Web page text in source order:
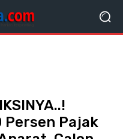
Persen Pajak